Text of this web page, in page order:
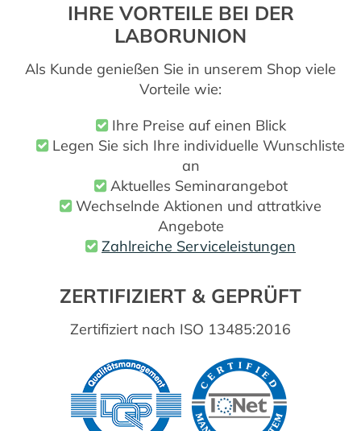
IHRE VORTEILE BEI DER
LABORUNION
Als Kunde genießen Sie in unserem Shop viele
Vorteile wie:
Ihre Preise auf einen Blick
Legen Sie sich Ihre individuelle Wunschliste
an
Aktuelles Seminarangebot
Wechselnde Aktionen und attratkive
Angebote
Zahlreiche Serviceleistungen
ZERTIFIZIERT & GEPRÜFT
Zertifiziert nach ISO 13485:2016